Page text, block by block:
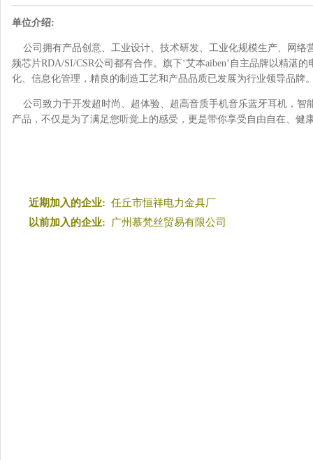
单位介绍:
公司拥有产品创意、工业设计、技术研发、工业化规模生产、网络
频芯片RDA/SI/CSR公司都有合作。旗下‘艾本aiben’自主品牌以精湛
化、信息化管理，精良的制造工艺和产品品质已发展为行业领导品牌
公司致力于开发超时尚、超体验、超高音质手机音乐蓝牙耳机，智
产品，不仅是为了满足您听觉上的感受，更是带你享受自由自在、健
近期加入的企业: 任丘市恒祥电力金具厂
以前加入的企业:
广州慕梵丝贸易有限公司